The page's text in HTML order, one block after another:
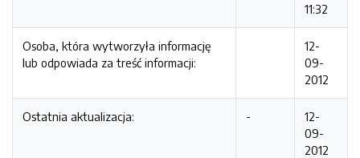
11:32
Osoba, która wytworzyła informację
lub odpowiada za treść informacji:
12-
09-
2012
Ostatnia aktualizacja: -
12-
09-
2012